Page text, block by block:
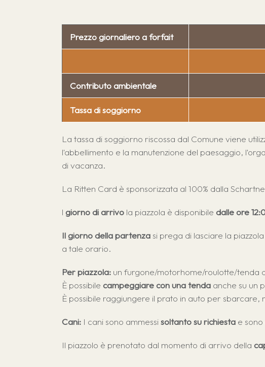
RittenCard
Servizio panini
Mondo dei bambini
Zona per cani senza guinzaglio
Piscina organica
Idromassaggio
Outdoor Sauna
Mini Market
Posizione & Arrivo
Informazioni per gli
Condizioni di
Sostenibilità
Attività
Galleria
Prezzo giornaliero a forfait
Contributo ambientale
Tassa di soggiorno
La tassa di soggiorno riscossa dal Comune viene
l'abbellimento e la manutenzione del paesaggio,
di vacanza.
La Ritten Card è sponsorizzata al 100% dalla
lgiorno di arrivo la piazzola è disponibiledalle ore
Il giorno della partenzasi prega di lasciare la
a tale orario.
Per piazzola: un furgone/motorhome/roulotte/tenda
È possibilecampeggiare con una tenda anche su un
È possibile raggiungere il prato in auto per sbarcare,
Cani: I cani sono ammessisoltanto su richiesta e
Il piazzolo è prenotato dal momento di arrivo della